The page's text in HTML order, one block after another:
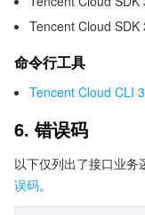
Tencent Cloud SDK
命令行工具
Tencent Cloud CLI
6. 错误码
以下仅列出了接口业
误码。